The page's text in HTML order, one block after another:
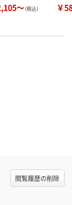
～（税込） ￥
閲覧履歴の削除